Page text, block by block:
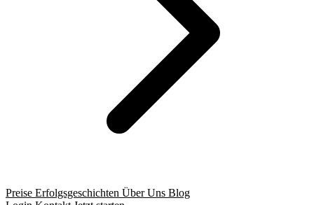
Preise Erfolgsgeschichten Über Uns Blog